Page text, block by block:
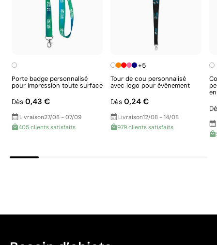
norme reconnue, garantissant la vérification des
conditions de travail.
Fournisseur récompensé par la médaille
EcoVadis Bronze, se situant parmi les 35 % des
meilleures entreprises en matière de
Aspects à améliorer
Certification du produit - Points: 0 / 20
vérifiables.
Pays d’origine - Points: 2 / 10
Porte badge personnalisé
pour impression toute surface
Dès 0,43 €
Livraison27/08 - 07/09
405 clients satisfaits
+5
Tour de cou personnalisé
avec logo pour événement
Dès 0,24 €
Livraison12/08 - 14/08
979 clients satisfaits